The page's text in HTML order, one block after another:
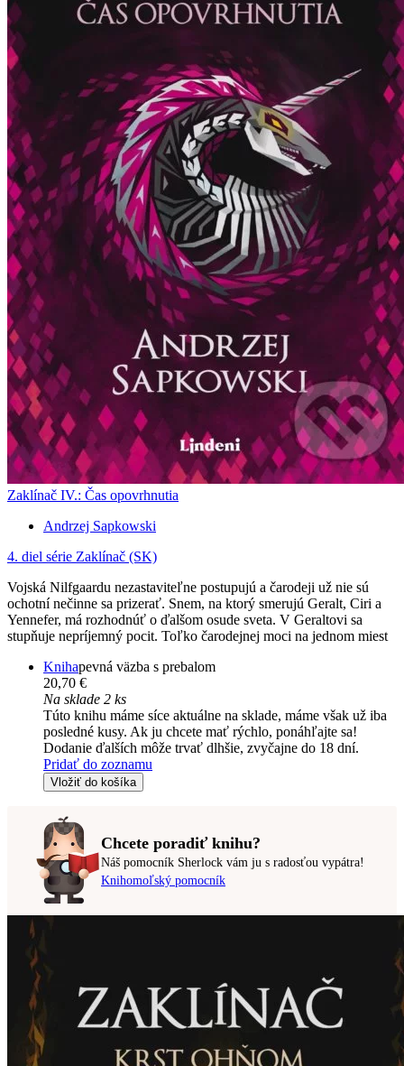
Zaklínač IV.: Čas opovrhnutia
Andrzej Sapkowski
4. diel série Zaklínač (SK)
Vojská Nilfgaardu nezastaviteľne postupujú a čarodeji už nie sú
ochotní nečinne sa prizerať. Snem, na ktorý smerujú Geralt, Ciri a
Yennefer, má rozhodnúť o ďalšom osude sveta. V Geraltovi sa
stupňuje nepríjemný pocit. Toľko čarodejnej moci na jednom miest
Knihapevná väzba s prebalom
20,70 €
Na sklade 2 ks
Túto knihu máme síce aktuálne na sklade, máme však už iba
posledné kusy. Ak ju chcete mať rýchlo, ponáhľajte sa!
Dodanie ďalších môže trvať dlhšie, zvyčajne do 18 dní.
Pridať do zoznamu
Vložiť do košíka
Chcete poradiť knihu?
Náš pomocník Sherlock vám ju s radosťou vypátra!
Knihomoľský pomocník